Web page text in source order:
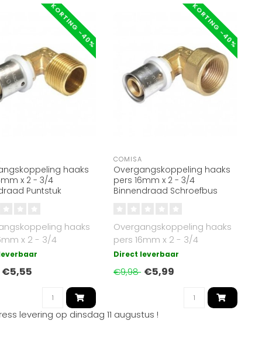
KORTING -40%
haaks
x 2 - 3/4
Puntstuk
haaks
x 2 - 3/4
€5,55
KORTING -40%
COMISA
Overgangskoppeling haaks
pers 16mm x 2 - 3/4
Binnendraad Schroefbus
Overgangskoppeling haaks
pers 16mm x 2 - 3/4
inchBinnendraad
Direct leverbaar
€9,98 €5,99
levering op dinsdag 11 augustus !